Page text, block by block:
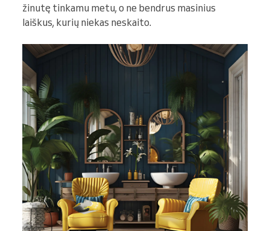
žinutę tinkamu metu, o ne bendrus masinius
laiškus, kurių niekas neskaito.